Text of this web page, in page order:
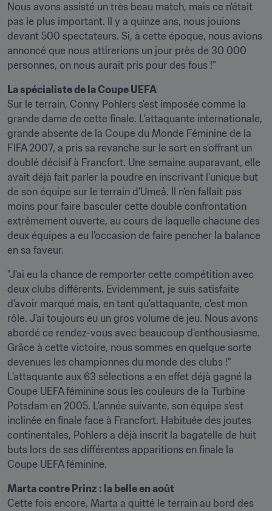
Nous avons assisté un très beau match, mais ce n'était
pas le plus important. Il y a quinze ans, nous jouions
devant 500 spectateurs. Si, à cette époque, nous avions
annoncé que nous attirerions un jour près de 30 000
personnes, on nous aurait pris pour des fous !"
La spécialiste de la Coupe UEFA
Sur le terrain, Conny Pohlers s'est imposée comme la
grande dame de cette finale. L'attaquante internationale,
grande absente de la Coupe du Monde Féminine de la
FIFA 2007, a pris sa revanche sur le sort en s'offrant un
doublé décisif à Francfort. Une semaine auparavant, elle
avait déjà fait parler la poudre en inscrivant l'unique but
de son équipe sur le terrain d'Umeå. Il n'en fallait pas
moins pour faire basculer cette double confrontation
extrêmement ouverte, au cours de laquelle chacune des
deux équipes a eu l'occasion de faire pencher la balance
en sa faveur.
"J'ai eu la chance de remporter cette compétition avec
deux clubs différents. Evidemment, je suis satisfaite
d'avoir marqué mais, en tant qu'attaquante, c'est mon
rôle. J'ai toujours eu un gros volume de jeu. Nous avons
abordé ce rendez-vous avec beaucoup d'enthousiasme.
Grâce à cette victoire, nous sommes en quelque sorte
devenues les championnes du monde des clubs !"
L'attaquante aux 63 sélections a en effet déjà gagné la
Coupe UEFA féminine sous les couleurs de la Turbine
Potsdam en 2005. L'année suivante, son équipe s'est
inclinée en finale face à Francfort. Habituée des joutes
continentales, Pohlers a déjà inscrit la bagatelle de huit
buts lors de ses différentes apparitions en finale la
Coupe UEFA féminine.
Marta contre Prinz : la belle en août
Cette fois encore, Marta a quitté le terrain au bord des